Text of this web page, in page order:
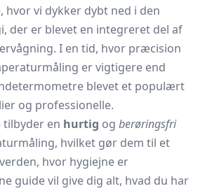
vi dykker dybt ned i den
der er blevet en integreret del af
I en tid, hvor præcision
er vigtigere end
blevet et populært
og professionelle.
en hurtig og berøringsfri
hvilket gør dem til et
hvor hygiejne er
guide vil give dig alt, hvad du har